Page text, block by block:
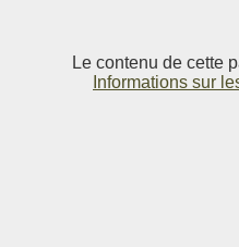
Le contenu de cette
Informations sur